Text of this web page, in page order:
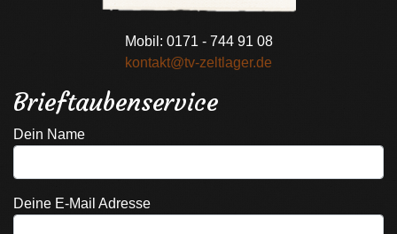
Mobil: 0171 - 744 91 08
kontakt@tv-zeltlager.de
Brieftaubenservice
Dein Name
Deine E-Mail Adresse